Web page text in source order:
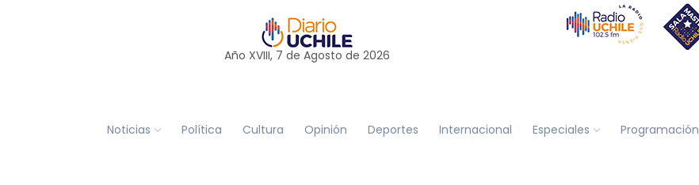
Año XVIII, 7 de Agosto de 2026
Noticias Política Cultura Opinión Deportes Internacional Especiales Programación